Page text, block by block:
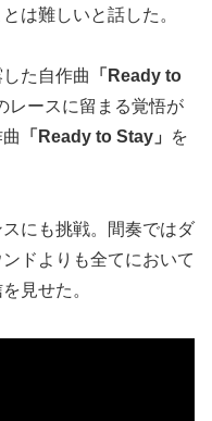
は難しいと話した。
た自作曲
「Ready to
レースに留まる覚悟が
「Ready to Stay」
を
にも挑戦。間奏ではダ
ドよりも全てにおいて
見せた。